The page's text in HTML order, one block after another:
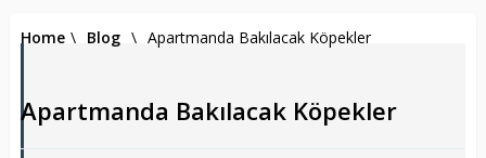
Home \ Blog \ Apartmanda Bakılacak Köpekler
Apartmanda Bakılacak Köpekler